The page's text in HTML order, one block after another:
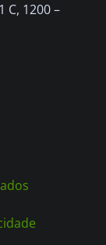
C, 1200 –